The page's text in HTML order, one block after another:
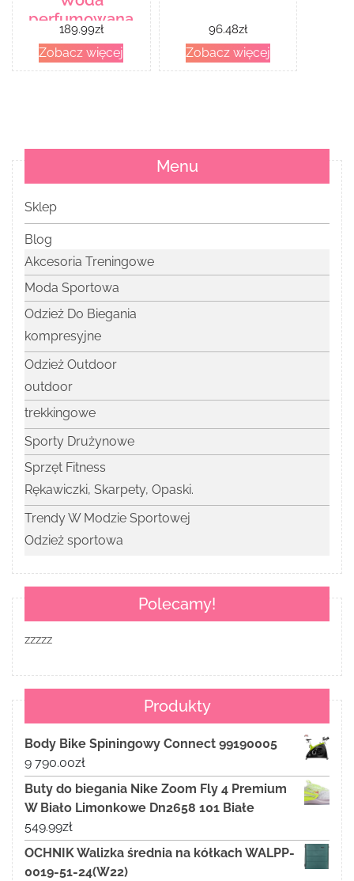
perfumowana
30ml spray
189.99zł
Zobacz więcej
96.48zł
Zobacz więcej
Menu
Sklep
Blog
Akcesoria Treningowe
Moda Sportowa
Odzież Do Biegania
kompresyjne
Odzież Outdoor
outdoor
trekkingowe
Sporty Drużynowe
Sprzęt Fitness
Rękawiczki, Skarpety, Opaski.
Trendy W Modzie Sportowej
Odzież sportowa
Polecamy!
zzzzz
Produkty
Body Bike Spiningowy Connect 99190005
9 790.00zł
Buty do biegania Nike Zoom Fly 4 Premium
W Biało Limonkowe Dn2658 101 Białe
549.99zł
OCHNIK Walizka średnia na kółkach WALPP-
0019-51-24(W22)